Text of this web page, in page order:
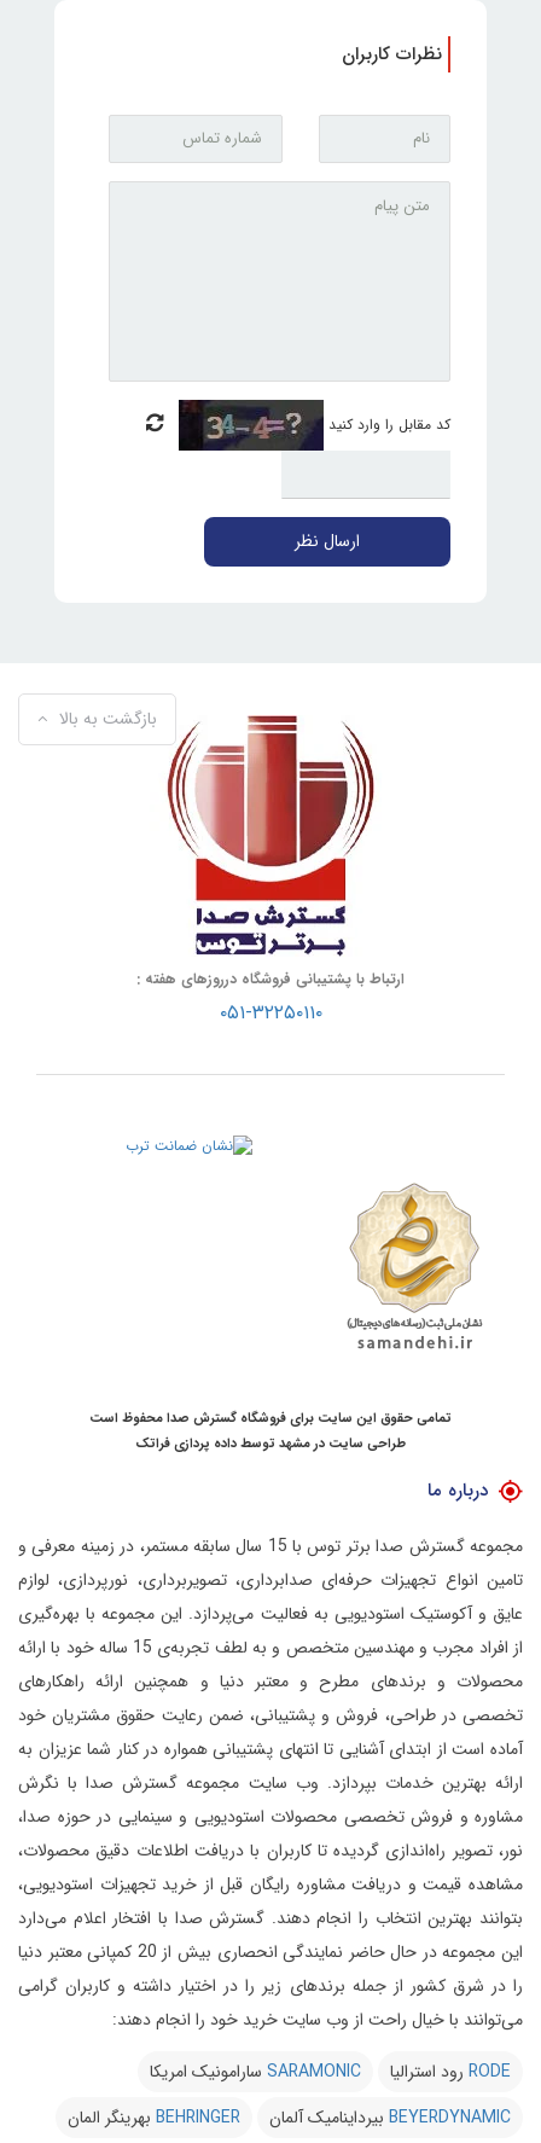
نظرات کاربران
کد مقابل را وارد کنید
ارسال نظر
بازگشت به بالا
ارتباط با پشتیبانی فروشگاه درروزهای هفته :
۰۵۱-۳۲۲۵۰۱۱۰
تمامی حقوق این سایت برای فروشگاه گسترش صدا محفوظ است
طراحی سایت در مشهد توسطداده پردازی فراتک
درباره ما
مجموعه گسترش صدا برتر توس با 15 سال سابقه مستمر، در زمینه معرفی و
تامین انواع تجهیزات حرفه‌ای صدابرداری، تصویربرداری، نورپردازی، لوازم
عایق و آکوستیک استودیویی به فعالیت می‌پردازد. این مجموعه با بهره‌گیری
از افراد مجرب و مهندسین متخصص و به لطف تجربه‌ی 15 ساله خود با ارائه
محصولات و برندهای مطرح و معتبر دنیا و همچنین ارائه راهکارهای
تخصصی در طراحی، فروش و پشتیبانی، ضمن رعایت حقوق مشتریان خود
آماده است از ابتدای آشنایی تا انتهای پشتیبانی همواره در کنار شما عزیزان به
ارائه بهترین خدمات بپردازد. وب سایت مجموعه گسترش صدا با نگرش
مشاوره و فروش تخصصی محصولات استودیویی و سینمایی در حوزه صدا،
نور، تصویر راه‌اندازی گردیده تا کاربران با دریافت اطلاعات دقیق محصولات،
مشاهده قیمت و دریافت مشاوره رایگان قبل از خرید تجهیزات استودیویی،
بتوانند بهترین انتخاب را انجام دهند. گسترش صدا با افتخار اعلام می‌دارد
این مجموعه در حال حاضر نمایندگی انحصاری بیش از 20 کمپانی معتبر دنیا
را در شرق کشور از جمله برندهای زیر را در اختیار داشته و کاربران گرامی
می‌توانند با خیال راحت از وب سایت خرید خود را انجام دهند:
RODE رود استرالیا SARAMONIC سارامونیک امریکا
BEYERDYNAMIC بیرداینامیک آلمان BEHRINGER بهرینگر المان